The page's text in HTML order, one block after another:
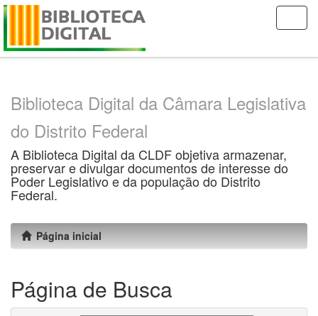
Skip
Biblioteca Digital da Câmara Legislativa
do Distrito Federal
A Biblioteca Digital da CLDF objetiva armazenar,
preservar e divulgar documentos de interesse do
Poder Legislativo e da população do Distrito
Federal.
Página inicial
Página de Busca